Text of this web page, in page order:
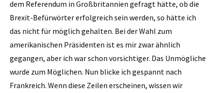
dem Referendum in Großbritannien gefragt hätte, ob die
Brexit-Befürwörter erfolgreich sein werden, so hätte ich
das nicht für möglich gehalten. Bei der Wahl zum
amerikanischen Präsidenten ist es mir zwar ähnlich
gegangen, aber ich war schon vorsichtiger. Das Unmögliche
wurde zum Möglichen. Nun blicke ich gespannt nach
Frankreich. Wenn diese Zeilen erscheinen, wissen wir